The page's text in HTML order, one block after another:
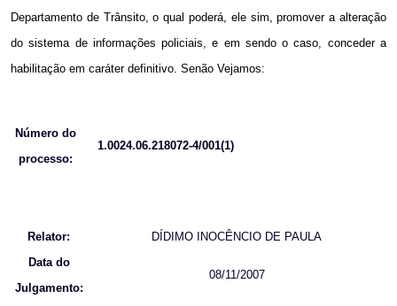
Departamento de Trânsito, o qual poderá, ele sim, promover a alteração
do sistema de informações policiais, e em sendo o caso, conceder a
habilitação em caráter definitivo. Senão Vejamos:
Número do
processo:
1.0024.06.218072-4/001(1)
Relator:
DÍDIMO INOCÊNCIO DE PAULA
Data do
Julgamento:
08/11/2007